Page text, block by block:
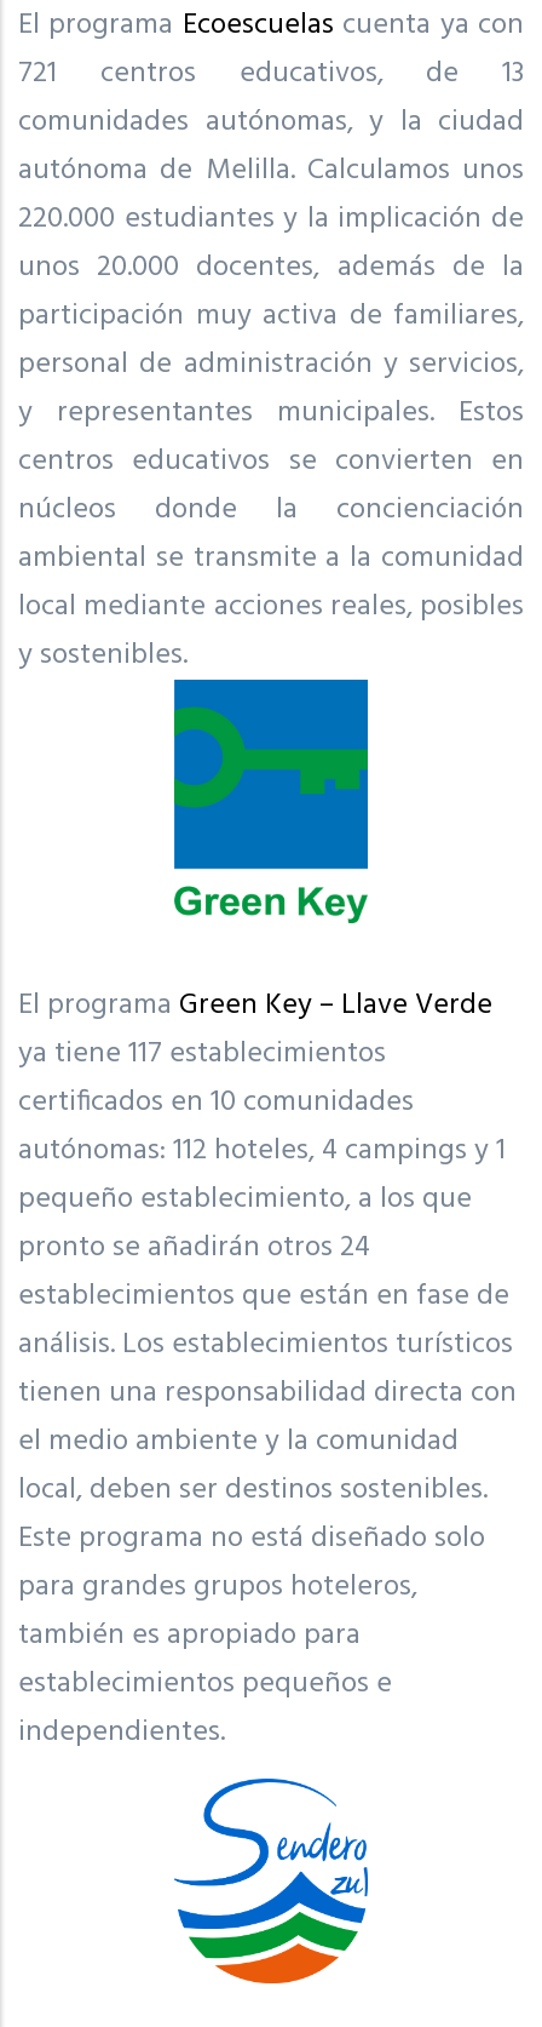
El programa Ecoescuelas cuenta ya con
721 centros educativos, de 13
comunidades autónomas, y la ciudad
autónoma de Melilla. Calculamos unos
220.000 estudiantes y la implicación de
unos 20.000 docentes, además de la
participación muy activa de familiares,
personal de administración y servicios,
y representantes municipales. Estos
centros educativos se convierten en
núcleos donde la concienciación
ambiental se transmite a la comunidad
local mediante acciones reales, posibles
y sostenibles.
El programa Green Key – Llave Verde
ya tiene 117 establecimientos
certificados en 10 comunidades
autónomas: 112 hoteles, 4 campings y 1
pequeño establecimiento, a los que
pronto se añadirán otros 24
establecimientos que están en fase de
análisis. Los establecimientos turísticos
tienen una responsabilidad directa con
el medio ambiente y la comunidad
local, deben ser destinos sostenibles.
Este programa no está diseñado solo
para grandes grupos hoteleros,
también es apropiado para
establecimientos pequeños e
independientes.